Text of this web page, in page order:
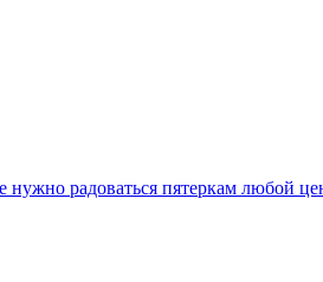
нужно радоваться пятеркам любой